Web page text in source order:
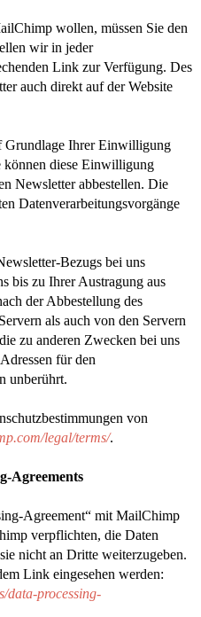
wollen, müssen Sie den
wir in jeder
Link zur Verfügung. Des
auch direkt auf der Website
Grundlage Ihrer Einwilligung
diese Einwilligung
Newsletter abbestellen. Die
Datenverarbeitungsvorgänge
Bezugs bei uns
bis zu Ihrer Austragung aus
der Abbestellung des
als auch von den Servern
zu anderen Zwecken bei uns
für den
unberührt.
von
legal/terms/.
Agreements
Agreement“ mit MailChimp
verpflichten, die Daten
nicht an Dritte weiterzugeben.
Link eingesehen werden:
data-processing-